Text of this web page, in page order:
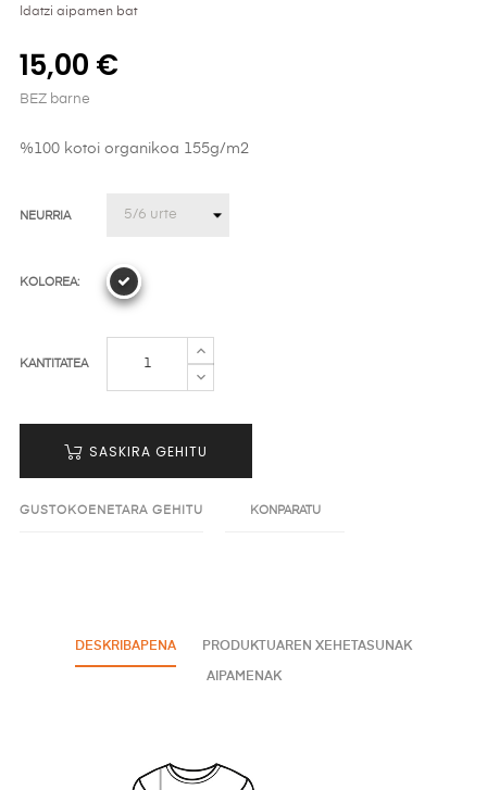
Idatzi aipamen bat
15,00 €
BEZ barne
%100 kotoi organikoa 155g/m2
NEURRIA
KOLOREA:
KANTITATEA
SASKIRA GEHITU
GUSTOKOENETARA GEHITU KONPARATU
DESKRIBAPENA PRODUKTUAREN XEHETASUNAK
AIPAMENAK